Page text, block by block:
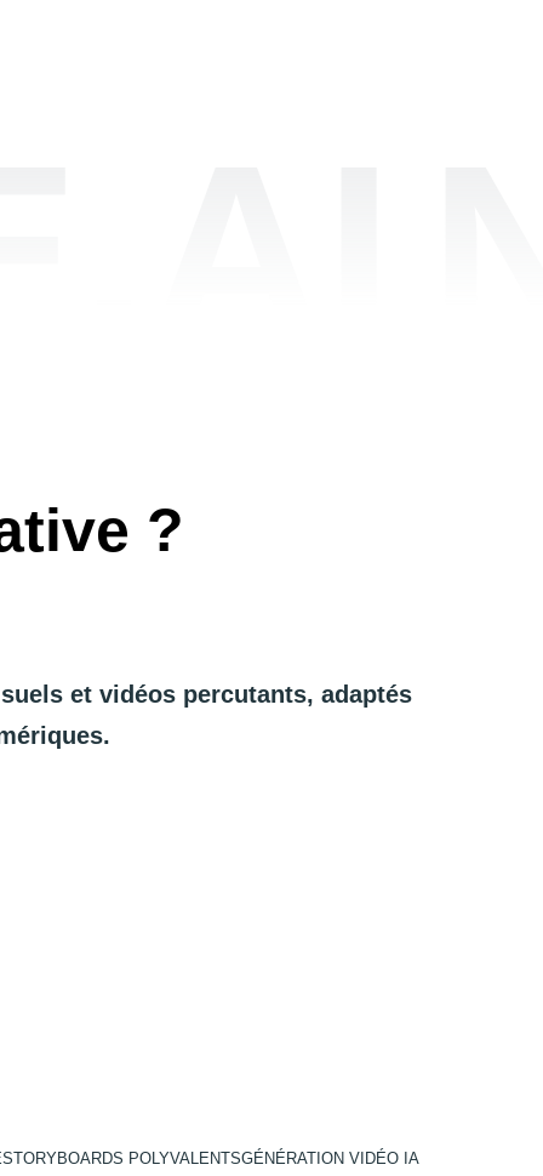
?
et vidéos percutants, adaptés
STORYBOARDS POLYVALENTSGÉNÉRATION VIDÉO IA